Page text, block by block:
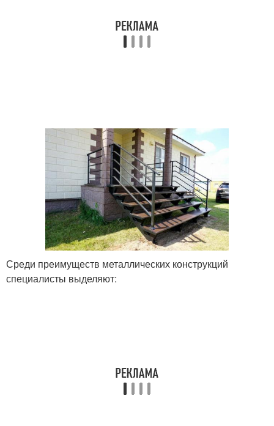
Опалубка под крыльцо
Круглое крыльцо Полукруглое крыльцо
Застекленное крыльцо Ступени для крыльца
Крыльца из дерева
Среди преимуществ металлических конструкций
специалисты выделяют: